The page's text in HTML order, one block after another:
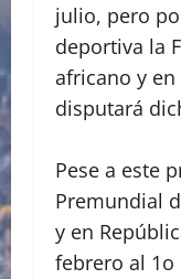
julio, pero
deportiva la
africano y
disputará
Pese a este
Premundial
y en
febrero al 1o